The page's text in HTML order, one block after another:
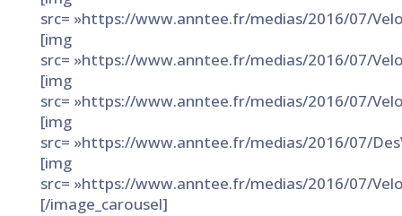
src= »https://www.anntee.fr/medias/2016/07/
[img
src= »https://www.anntee.fr/medias/2016/07/
[img
src= »https://www.anntee.fr/medias/2016/07/
[img
src= »https://www.anntee.fr/medias/2016/07/
[img
src= »https://www.anntee.fr/medias/2016/07/
[/image_carousel]